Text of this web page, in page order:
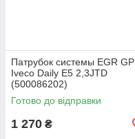
Патрубок системы EGR GP
Iveco Daily E5 2,3JTD
(500086202)
Готово до відправки
1 270 ₴